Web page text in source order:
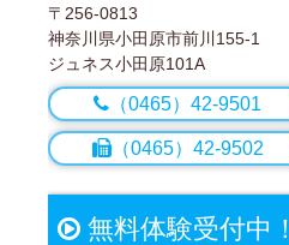
〒256-0813
神奈川県小田原市前川155-1
ジュネス小田原101A
（0465）42-9501
（0465）42-9502
無料体験受付中！